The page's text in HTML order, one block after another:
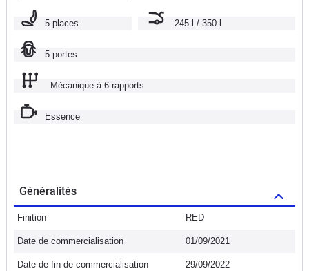
5 places 245 l / 350 l
5 portes
Mécanique à 6 rapports
Essence
Généralités
Finition RED
Date de commercialisation 01/09/2021
Date de fin de commercialisation 29/09/2022